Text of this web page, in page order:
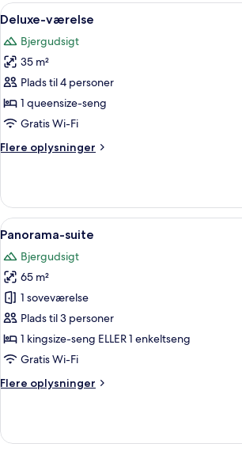
Indlæs
alle
billeder
af
Deluxe-
værelse
Et moderne
10
Deluxe-værelse
Bjergudsigt
35 m²
Plads til 4 personer
1 queensize-seng
Gratis Wi-Fi
Flere oplysninger
Flere
værelse
Indlæs
alle
billeder
af
Panorama-
suite
En
5
Panorama-suite
Bjergudsigt
65 m²
1 soveværelse
Plads til 3 personer
1 kingsize-seng ELLER 1 enkeltseng
Gratis Wi-Fi
Flere oplysninger
Flere
suite